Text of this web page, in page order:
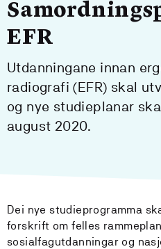
EFR
Utdanningane innan
radiografi (EFR) skal
og nye studieplanar
august 2020.
Dei nye studieprogramma
forskrift om felles
sosialfagutdanningar og